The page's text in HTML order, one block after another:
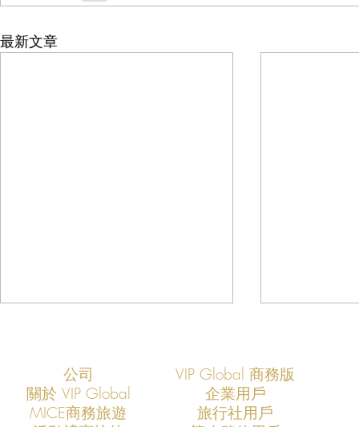
最新文章
公司
VIP Global 商務版
關於 VIP Global
企業用戶
​MICE商務旅遊
旅行社用戶